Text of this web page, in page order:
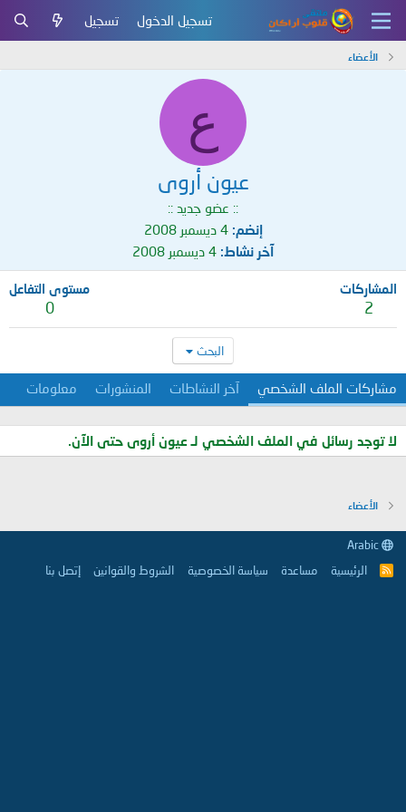
تسجيل الدخول تسجيل
الأعضاء
ع
عيون أروى
:: عضو جديد ::
إنضم 4 ديسمبر 2008
آخر نشاط 4 ديسمبر 2008
المشاركات
2
مستوى التفاعل
0
البحث
مشاركات الملف الشخصي آخر النشاطات المنشورات معلومات
لا توجد رسائل في الملف الشخصي لـ عيون أروى حتى الآن.
الأعضاء
R
الرئيسية مساعدة سياسة الخصوصية الشروط والقوانين إتصل بنا